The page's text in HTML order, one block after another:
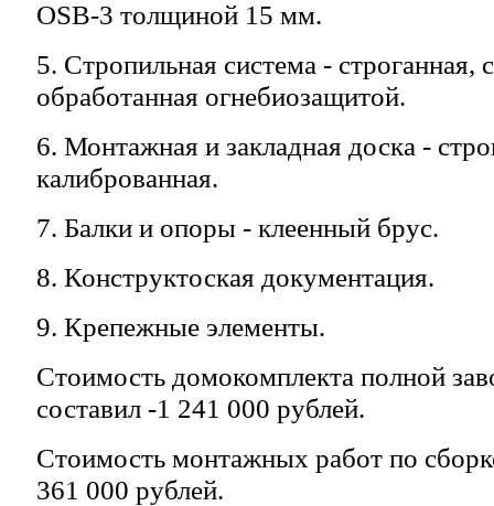
OSB-3 толщиной 15 мм.
5. Стропильная система - строганная,
обработанная огнебиозащитой.
6. Монтажная и закладная доска -
калиброванная.
7. Балки и опоры - клеенный брус.
8. Конструктоская документация.
9. Крепежные элементы.
Стоимость домокомплекта полной
составил -1 241 000 рублей.
Стоимость монтажных работ по
361 000 рублей.